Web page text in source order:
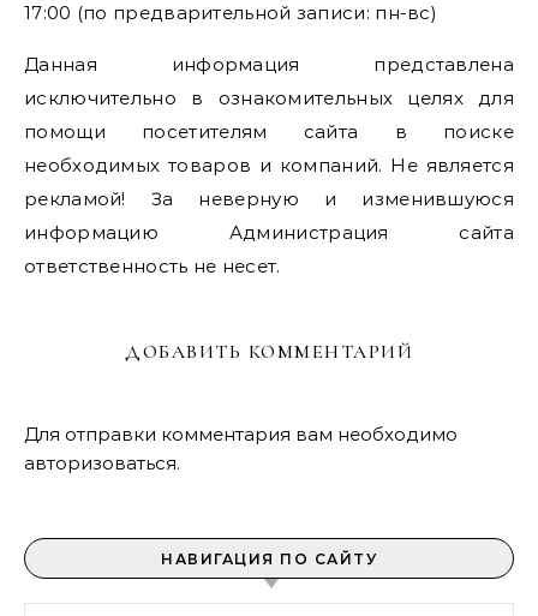
17:00 (по предварительной записи: пн-вс)
Данная информация представлена
исключительно в ознакомительных целях для
помощи посетителям сайта в поиске
необходимых товаров и компаний. Не является
рекламой! За неверную и изменившуюся
информацию Администрация сайта
ответственность не несет.
ДОБАВИТЬ КОММЕНТАРИЙ
Для отправки комментария вам необходимо
авторизоваться.
НАВИГАЦИЯ ПО САЙТУ